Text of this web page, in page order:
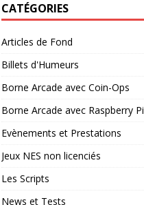
CATÉGORIES
Articles de Fond
Billets d'Humeurs
Borne Arcade avec Coin-Ops
Borne Arcade avec Raspberry Pi
Evènements et Prestations
Jeux NES non licenciés
Les Scripts
News et Tests